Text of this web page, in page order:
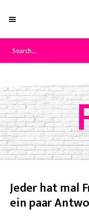
Jeder hat mal
ein paar